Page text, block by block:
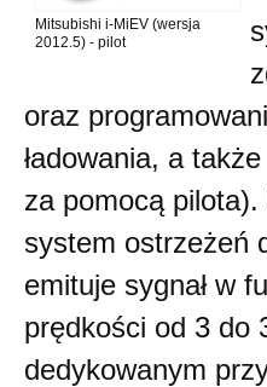
Mitsubishi i-MiEV (wersja
2012.5) - pilot
oraz
ładowania, a
za pomocą
system ostrzeżeń
emituje sygnał w
prędkości od 3 do
dedykowanym